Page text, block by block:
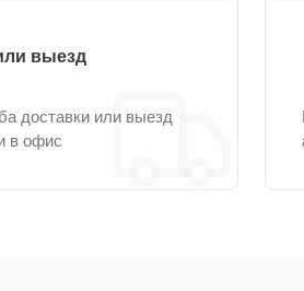
выезд
доставки или выезд
в офис